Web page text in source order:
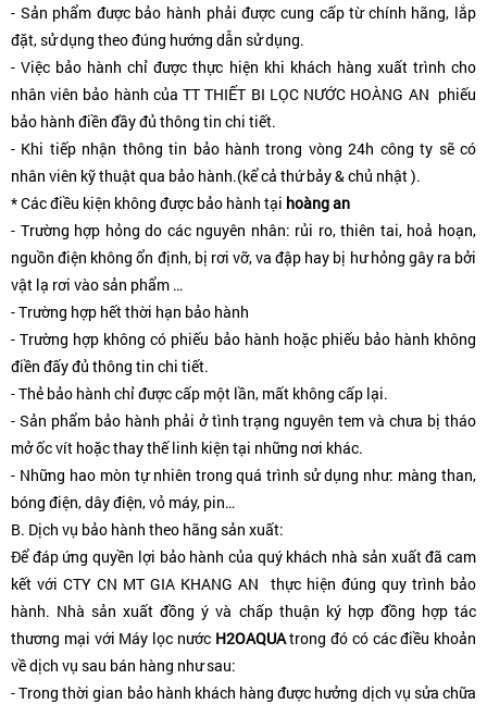
- Sản phẩm được bảo hành phải được cung cấp từ chính hãng, lắp
đặt, sử dụng theo đúng hướng dẫn sử dụng.
- Việc bảo hành chỉ được thực hiện khi khách hàng xuất trình cho
nhân viên bảo hành của TT THIẾT BI LỌC NƯỚC HOÀNG AN phiếu
bảo hành điền đầy đủ thông tin chi tiết.
- Khi tiếp nhận thông tin bảo hành trong vòng 24h công ty sẽ có
nhân viên kỹ thuật qua bảo hành.(kể cả thứ bảy & chủ nhật ).
* Các điều kiện không được bảo hành tại hoàng an
- Trường hợp hỏng do các nguyên nhân: rủi ro, thiên tai, hoả hoạn,
nguồn điện không ổn định, bị rơi vỡ, va đập hay bị hư hỏng gây ra bởi
vật lạ rơi vào sản phẩm …
- Trường hợp hết thời hạn bảo hành
- Trường hợp không có phiếu bảo hành hoặc phiếu bảo hành không
điền đấy đủ thông tin chi tiết.
- Thẻ bảo hành chỉ được cấp một lần, mất không cấp lại.
- Sản phẩm bảo hành phải ở tình trạng nguyên tem và chưa bị tháo
mở ốc vít hoặc thay thế linh kiện tại những nơi khác.
- Những hao mòn tự nhiên trong quá trình sử dụng như: màng than,
bóng điện, dây điện, vỏ máy, pin…
B. Dịch vụ bảo hành theo hãng sản xuất:
Để đáp ứng quyền lợi bảo hành của quý khách nhà sản xuất đã cam
kết với CTY CN MT GIA KHANG AN thực hiện đúng quy trình bảo
hành. Nhà sản xuất đồng ý và chấp thuận ký hợp đồng hợp tác
thương mại với Máy lọc nước H2OAQUAtrong đó có các điều khoản
về dịch vụ sau bán hàng như sau:
- Trong thời gian bảo hành khách hàng được hưởng dịch vụ sửa chữa